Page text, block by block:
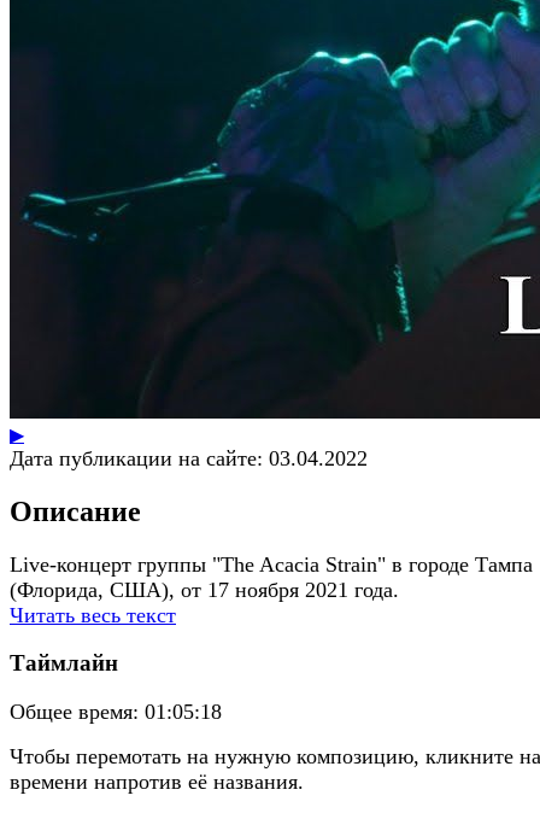
▶
Дата публикации на сайте: 03.04.2022
Описание
Live-концерт группы "The Acacia Strain" в городе Тампа
(Флорида, США), от 17 ноября 2021 года.
Читать весь текст
Таймлайн
Общее время: 01:05:18
Чтобы перемотать на нужную композицию, кликните на
времени напротив её названия.